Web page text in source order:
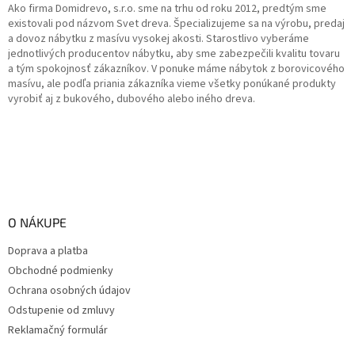
Ako firma Domidrevo, s.r.o. sme na trhu od roku 2012, predtým sme
existovali pod názvom Svet dreva. Špecializujeme sa na výrobu, predaj
a dovoz nábytku z masívu vysokej akosti. Starostlivo vyberáme
jednotlivých producentov nábytku, aby sme zabezpečili kvalitu tovaru
a tým spokojnosť zákazníkov. V ponuke máme nábytok z borovicového
masívu, ale podľa priania zákazníka vieme všetky ponúkané produkty
vyrobiť aj z bukového, dubového alebo iného dreva.
O NÁKUPE
Doprava a platba
Obchodné podmienky
Ochrana osobných údajov
Odstupenie od zmluvy
Reklamačný formulár